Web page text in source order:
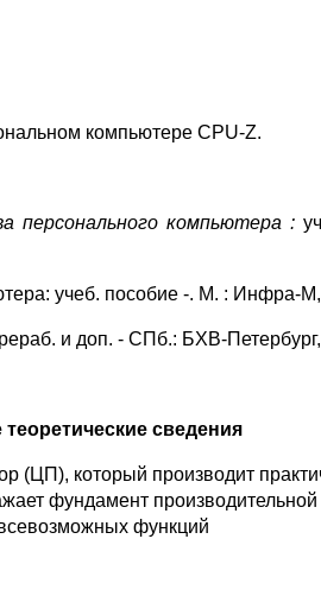
компьютере CPU-Z.
персонального компьютера :
учеб. пособие -. М. : Инфра-
и доп. - СПб.: БХВ-
теоретические сведения
который производит
фундамент
функций